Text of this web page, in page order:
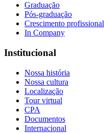
Graduação
Pós-graduação
Crescimento profissional
In Company
Institucional
Nossa história
Nossa cultura
Localização
Tour virtual
CPA
Documentos
Internacional